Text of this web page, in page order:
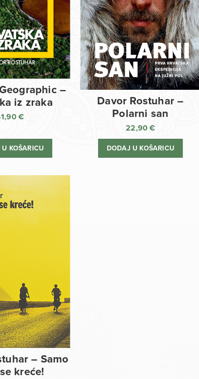
–
iz zraka
€
KOŠARICU
Davor Rostuhar –
Polarni san
22,90€
DODAJ U KOŠARICU
– Samo
kreće!